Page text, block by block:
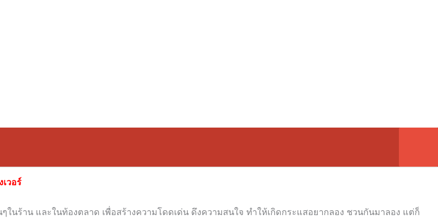
วอร์
ในร้าน และในท้องตลาด เพื่อสร้างความโดดเด่น ดึงความสนใจ ทำให้เกิดกระแสอยากลอง ชวนกันมาลอง แต่ก็